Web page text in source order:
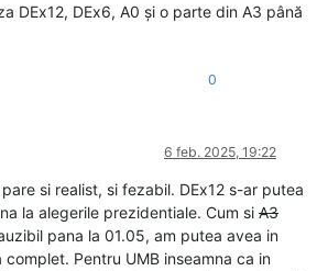
DEx12, DEx6, A0 și o parte din A3 până
0
6 feb. 2025, 19:22
si realist, si fezabil. DEx12 s-ar putea
la alegerile prezidentiale. Cum si A3
pana la 01.05, am putea avea in
Pentru UMB inseamna ca in